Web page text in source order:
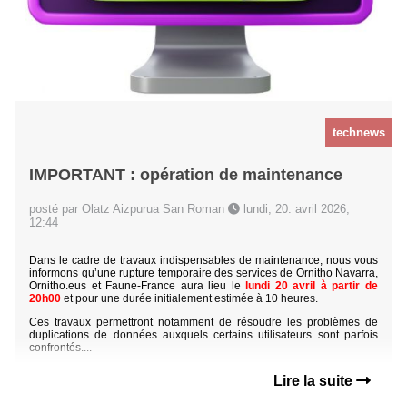
technews
IMPORTANT : opération de maintenance
posté par Olatz Aizpurua San Roman
lundi, 20. avril 2026,
12:44
Dans le cadre de travaux indispensables de maintenance, nous vous
informons qu’une rupture temporaire des services de Ornitho Navarra,
Ornitho.eus et Faune-France aura lieu le
lundi 20 avril à partir de
20h00 et pour une durée initialement estimée à 10 heures.
Ces travaux permettront notamment de résoudre les problèmes de
duplications de données auxquels certains utilisateurs sont parfois
confrontés....
Lire la suite